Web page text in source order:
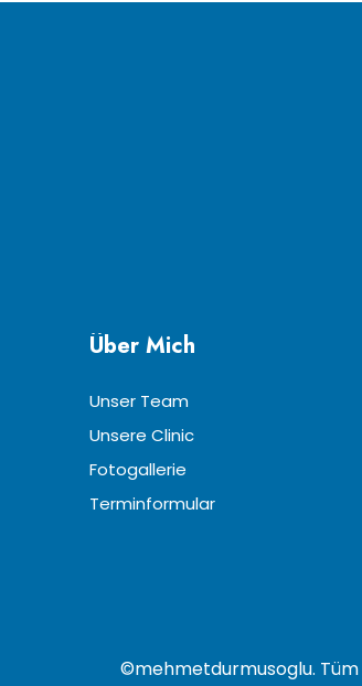
Über Mich
Unser Team
Unsere Clinic
Fotogallerie
Terminformular
©mehmetdurmusoglu. Tüm